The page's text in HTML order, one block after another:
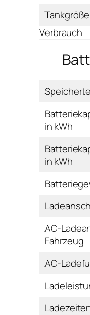
Tankgröße
Verbrauch
in kWh
in kWh
AC-
Fahrzeug
AC-